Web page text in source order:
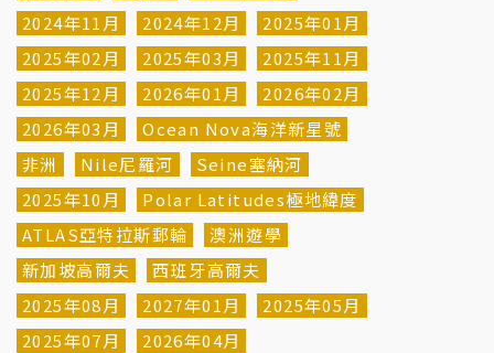
2024年11月
2024年12月
2025年01月
2025年02月
2025年03月
2025年11月
2025年12月
2026年01月
2026年02月
2026年03月
Ocean Nova海洋新星號
非洲
Nile尼羅河
Seine塞納河
2025年10月
Polar Latitudes極地緯度
ATLAS亞特拉斯郵輪
澳洲遊學
新加坡高爾夫
西班牙高爾夫
2025年08月
2027年01月
2025年05月
2025年07月
2026年04月